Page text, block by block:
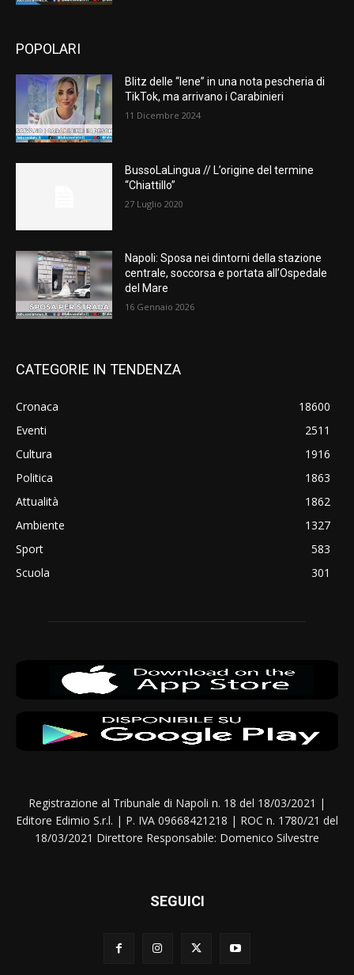
POPOLARI
Blitz delle “Iene” in una nota pescheria di
TikTok, ma arrivano i Carabinieri
11 Dicembre 2024
BussoLaLingua // L’origine del termine
“Chiattillo”
27 Luglio 2020
Napoli: Sposa nei dintorni della stazione
centrale, soccorsa e portata all’Ospedale
del Mare
16 Gennaio 2026
CATEGORIE IN TENDENZA
Cronaca
18600
Eventi
2511
Cultura
1916
Politica
1863
Attualità
1862
Ambiente
1327
Sport
583
Scuola
301
Registrazione al Tribunale di Napoli n. 18 del 18/03/2021 |
Editore Edimio S.r.l. | P. IVA 09668421218 | ROC n. 1780/21 del
18/03/2021 Direttore Responsabile: Domenico Silvestre
SEGUICI